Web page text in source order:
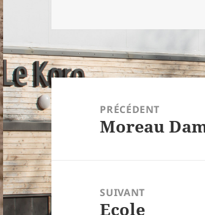
Navigation
de
l’article
PRÉCÉDENT
Article
Moreau
SUIVANT
Article
Ecole